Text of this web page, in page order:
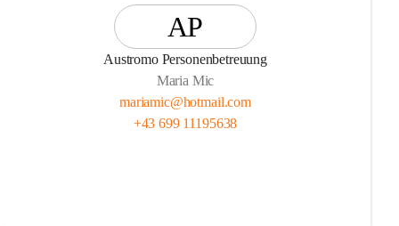
AP
Austromo Personenbetreuung
Maria Mic
mariamic@hotmail.com
+43 699 11195638